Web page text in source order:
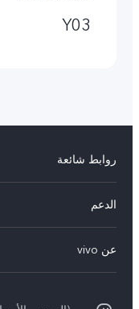
Y03
روابط شائعة
V29 Lite
Y27s
الدعم
مركز خدمات
Funtouch OS
عن vivo